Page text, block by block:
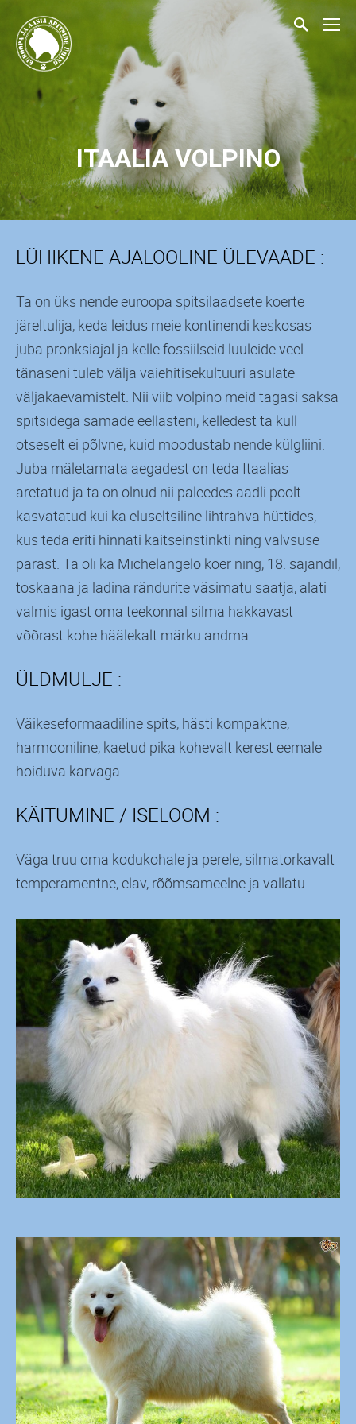
ITAALIA VOLPINO
LÜHIKENE AJALOOLINE ÜLEVAADE :
Ta on üks nende euroopa spitsilaadsete koerte
järeltulija, keda leidus meie kontinendi keskosas
juba pronksiajal ja kelle fossiilseid luuleide veel
tänaseni tuleb välja vaiehitisekultuuri asulate
väljakaevamistelt. Nii viib volpino meid tagasi saksa
spitsidega samade eellasteni, kelledest ta küll
otseselt ei põlvne, kuid moodustab nende külgliini.
Juba mäletamata aegadest on teda Itaalias
aretatud ja ta on olnud nii paleedes aadli poolt
kasvatatud kui ka eluseltsiline lihtrahva hüttides,
kus teda eriti hinnati kaitseinstinkti ning valvsuse
pärast. Ta oli ka Michelangelo koer ning, 18. sajandil,
toskaana ja ladina rändurite väsimatu saatja, alati
valmis igast oma teekonnal silma hakkavast
võõrast kohe häälekalt märku andma.
ÜLDMULJE :
Väikeseformaadiline spits, hästi kompaktne,
harmooniline, kaetud pika kohevalt kerest eemale
hoiduva karvaga.
KÄITUMINE / ISELOOM :
Väga truu oma kodukohale ja perele, silmatorkavalt
temperamentne, elav, rõõmsameelne ja vallatu.